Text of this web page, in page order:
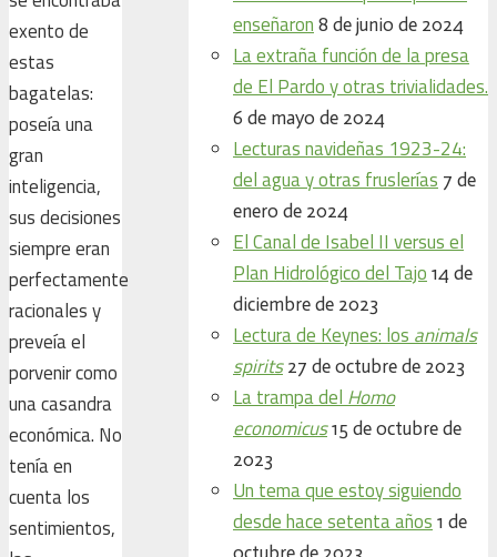
exento de
estas
bagatelas:
poseía una
gran
inteligencia,
sus decisiones
siempre eran
perfectamente
racionales y
preveía el
porvenir como
una casandra
económica. No
tenía en
cuenta los
sentimientos,
enseñaron 8 de junio de 2024
La extraña función de la presa
de El Pardo y otras trivialidades.
6 de mayo de 2024
Lecturas navideñas 1923-24:
del agua y otras fruslerías 7 de
enero de 2024
El Canal de Isabel II versus el
Plan Hidrológico del Tajo 14 de
diciembre de 2023
Lectura de Keynes: los animals
spirits 27 de octubre de 2023
La trampa del Homo
economicus 15 de octubre de
2023
Un tema que estoy siguiendo
desde hace setenta años 1 de
octubre de 2023